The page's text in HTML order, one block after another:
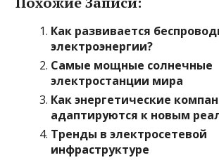
Как развивается
электроэнергии?
Самые мощные солнечные
электростанции мира
Как энергетические
адаптируются к новым
Тренды в электросетевой
инфраструктуре